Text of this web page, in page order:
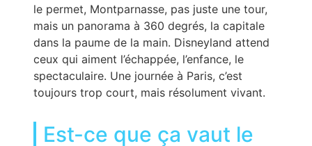
le permet, Montparnasse, pas juste une tour,
mais un panorama à 360 degrés, la capitale
dans la paume de la main. Disneyland attend
ceux qui aiment l’échappée, l’enfance, le
spectaculaire. Une journée à Paris, c’est
toujours trop court, mais résolument vivant.
Est-ce que ça vaut le